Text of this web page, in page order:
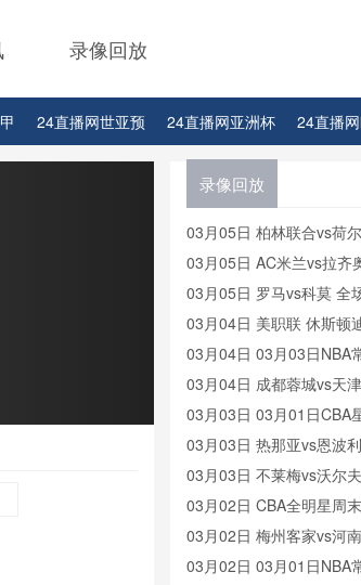
录像回放
24直播网世亚预 24直播网亚洲杯 24直播
录像回放
03月05日 柏林联合vs荷
03月05日 AC米兰vs拉齐
03月05日 罗马vs科莫 全
03月04日 美职联 休斯顿
像
03月04日 03月03日NBA
像
03月04日 成都蓉城vs天
03月03日 03月01日CBA
全场录像
03月03日 热那亚vs恩波
03月03日 不莱梅vs沃尔
03月02日 CBA全明星周
篮大赛 全场录像
03月02日 梅州客家vs河
03月02日 03月01日NBA